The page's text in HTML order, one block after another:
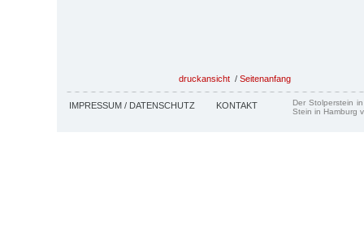
druckansicht / Seitenanfang
IMPRESSUM / DATENSCHUTZ KONTAKT
Der Stolperstein
Stein in Hamburg